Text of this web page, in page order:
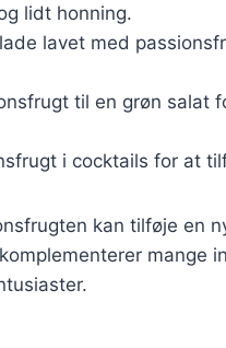
lidt honning.
lavet med
til en grøn salat
i cocktails for at
kan tilføje en
mange